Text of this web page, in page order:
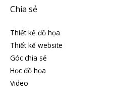
Chia sẻ
Thiết kế đồ họa
Thiết kế website
Góc chia sẻ
Học đồ họa
Video